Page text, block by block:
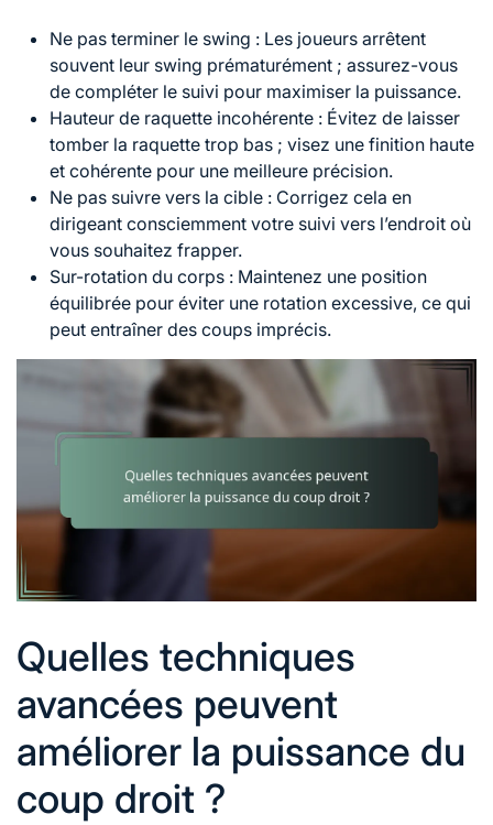
Ne pas terminer le swing : Les joueurs arrêtent
souvent leur swing prématurément ; assurez-vous
de compléter le suivi pour maximiser la puissance.
Hauteur de raquette incohérente : Évitez de laisser
tomber la raquette trop bas ; visez une finition haute
et cohérente pour une meilleure précision.
Ne pas suivre vers la cible : Corrigez cela en
dirigeant consciemment votre suivi vers l’endroit où
vous souhaitez frapper.
Sur-rotation du corps : Maintenez une position
équilibrée pour éviter une rotation excessive, ce qui
peut entraîner des coups imprécis.
Quelles techniques
avancées peuvent
améliorer la puissance du
coup droit ?